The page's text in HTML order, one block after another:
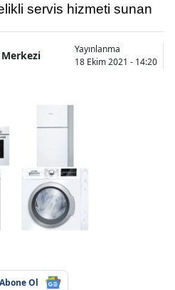
servis hizmeti sunan
Yayınlanma
18 Ekim 2021 - 14:20
Abone Ol